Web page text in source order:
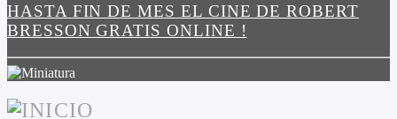
HASTA FIN DE MES EL CINE DE ROBERT
BRESSON GRATIS ONLINE !